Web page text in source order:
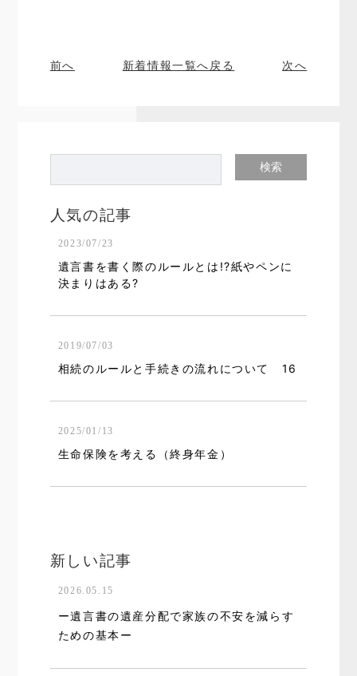
前へ 新着情報一覧へ戻る 次へ
人気の記事
2023/07/23
遺言書を書く際のルールとは!?紙やペンに
決まりはある?
2019/07/03
相続のルールと手続きの流れについて 16
2025/01/13
生命保険を考える（終身年金）
新しい記事
2026.05.15
ー遺言書の遺産分配で家族の不安を減らす
ための基本ー